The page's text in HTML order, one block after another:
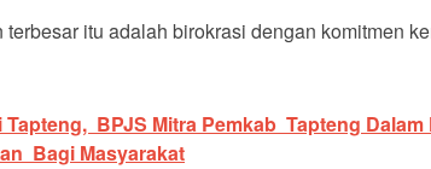
terbesar itu adalah birokrasi dengan komitmen
Tapteng, BPJS Mitra Pemkab Tapteng Dalam
Bagi Masyarakat